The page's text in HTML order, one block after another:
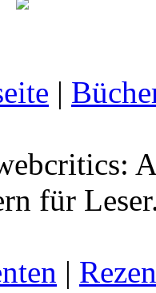
|
für
|